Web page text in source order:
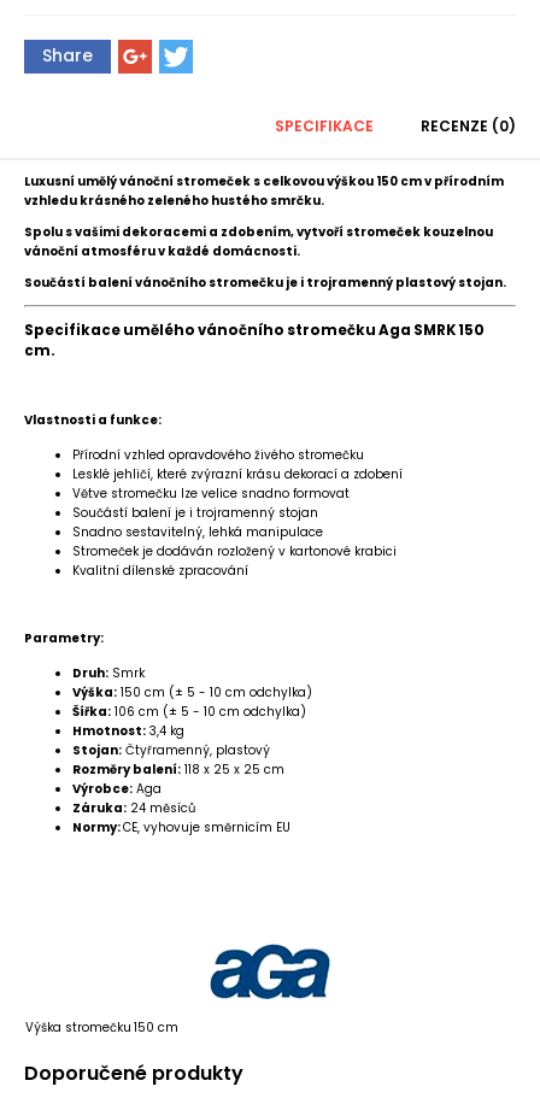
Share
SPECIFIKACE RECENZE (0)
Luxusní umělý vánoční stromeček s celkovou výškou 150 cm v přírodním
vzhledu krásného zeleného hustého smrčku.
Spolu s vašimi dekoracemi a zdobením, vytvoří stromeček kouzelnou
vánoční atmosféru v každé domácnosti.
Součástí balení vánočního stromečku je i trojramenný plastový stojan.
Specifikace umělého vánočního stromečku Aga SMRK 150
cm.
Vlastnosti a funkce:
Přírodní vzhled opravdového živého stromečku
Lesklé jehličí, které zvýrazní krásu dekorací a zdobení
Větve stromečku lze velice snadno formovat
Součástí balení je i trojramenný stojan
Snadno sestavitelný, lehká manipulace
Stromeček je dodáván rozložený v kartonové krabici
Kvalitní dílenské zpracování
Parametry:
Druh: Smrk
Výška: 150 cm (± 5 - 10 cm odchylka)
Šířka: 106 cm (± 5 - 10 cm odchylka)
Hmotnost: 3,4 kg
Stojan: Čtyřramenný, plastový
Rozměry balení: 118 x 25 x 25 cm
Výrobce: Aga
Záruka: 24 měsíců
Normy:CE, vyhovuje směrnicím EU
Výška stromečku 150 cm
Doporučené produkty